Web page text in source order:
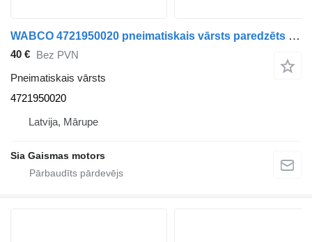
WABCO 4721950020 pneimatiskais vārsts paredzēts autobusa
40 € Bez PVN
Pneimatiskais vārsts
4721950020
Latvija, Mārupe
Sia Gaismas motors